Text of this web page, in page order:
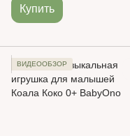
Купить
ВИДЕООБЗОР